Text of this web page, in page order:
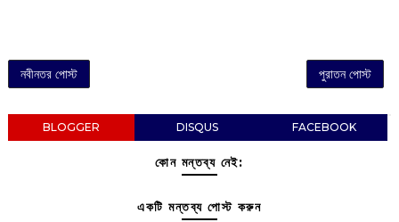
নবীনতর পোস্ট পুরাতন পোস্ট
BLOGGER DISQUS FACEBOOK
কোন মন্তব্য নেই:
একটি মন্তব্য পোস্ট করুন